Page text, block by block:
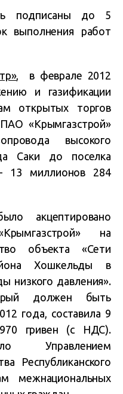
подписаны до 5
выполнения работ
, в феврале 2012
и газификации
открытых торгов
«Крымгазстрой»
высокого
Саки до поселка
13 миллионов 284
акцептировано
на
объекта «Сети
Хошкельды в
низкого давления».
должен быть
года, составила 9
гривен (с НДС).
Управлением
Республиканского
межнациональных